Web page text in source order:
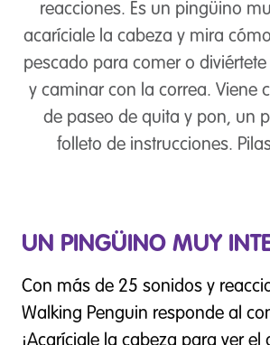
reacciones. Es un pingüino
acaríciale la cabeza y mira
pescado para comer o
y caminar con la correa. Viene
de paseo de quita y pon, un
folleto de instrucciones.
UN PINGÜINO MUY
Con más de 25 sonidos y
Walking Penguin responde al
¡Acaríciale la cabeza para ver el